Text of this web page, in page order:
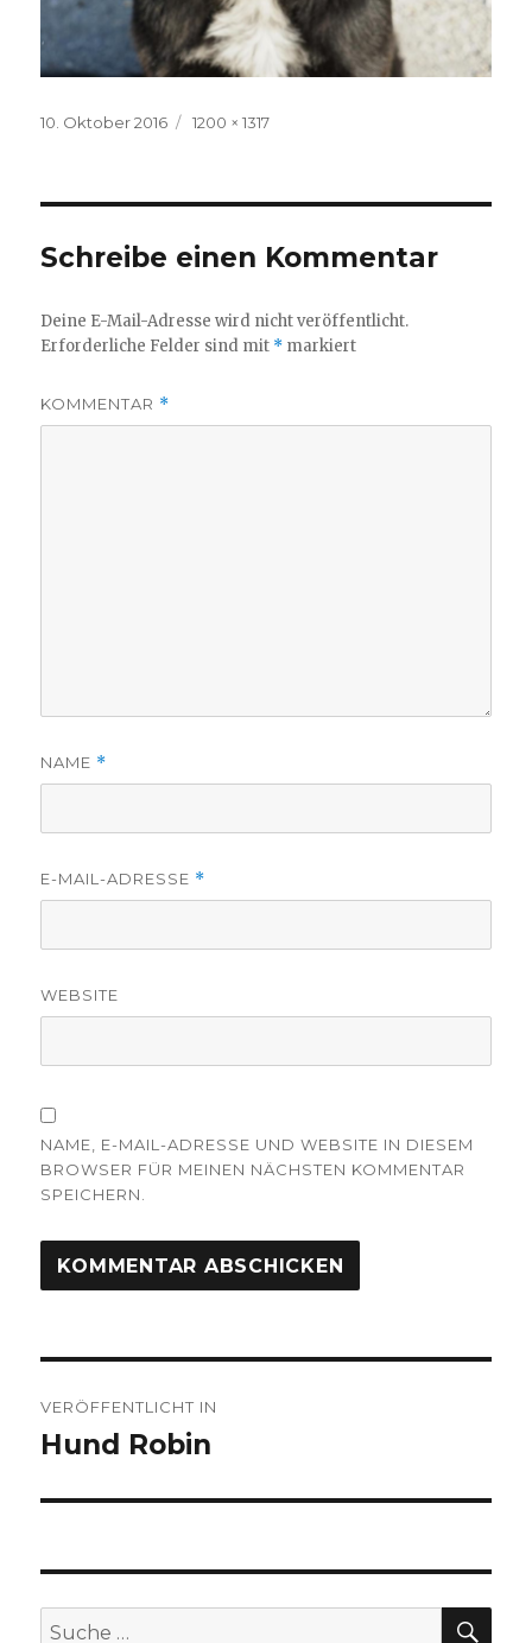
Veröffentlicht
10. Oktober 2016
Volle
1200 × 1317
Schreibe einen Kommentar
Deine E-Mail-Adresse wird nicht veröffentlicht.
Erforderliche Felder sind mit * markiert
KOMMENTAR *
NAME *
E-MAIL-ADRESSE *
WEBSITE
NAME, E-MAIL-ADRESSE UND WEBSITE IN DIESEM
BROWSER FÜR MEINEN NÄCHSTEN KOMMENTAR
SPEICHERN.
VERÖFFENTLICHT IN
Hund Robin
Suche